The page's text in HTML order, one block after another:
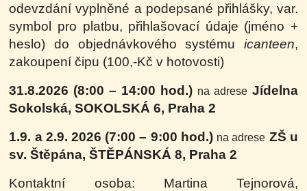
odevzdání vyplněné a podepsané přihlášky, var.
symbol pro platbu, přihlašovací údaje (jméno +
heslo) do objednávkového systému icanteen,
zakoupení čipu (100,-Kč v hotovosti)
31.8.2026 (8:00 – 14:00 hod.) na adreseJídelna
Sokolská, SOKOLSKÁ 6, Praha 2
1.9. a 2.9. 2026 (7:00 – 9:00 hod.) na adrese ZŠ u
sv. Štěpána, ŠTĚPÁNSKÁ 8, Praha 2
Kontaktní osoba: Martina Tejnorová,